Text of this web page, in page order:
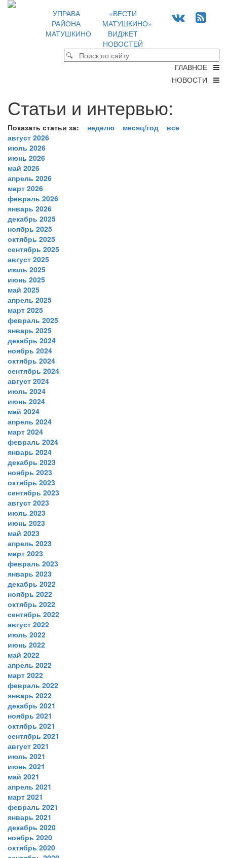
УПРАВА
РАЙОНА
МАТУШКИНО
«ВЕСТИ
МАТУШКИНО»
ВИДЖЕТ
НОВОСТЕЙ
ГЛАВНОЕ
НОВОСТИ
Статьи и интервью:
Показать статьи за: неделю месяц/год
все
август 2026
июль 2026
июнь 2026
май 2026
апрель 2026
март 2026
февраль 2026
январь 2026
декабрь 2025
ноябрь 2025
октябрь 2025
сентябрь 2025
август 2025
июль 2025
июнь 2025
май 2025
апрель 2025
март 2025
февраль 2025
январь 2025
декабрь 2024
ноябрь 2024
октябрь 2024
сентябрь 2024
август 2024
июль 2024
июнь 2024
май 2024
апрель 2024
март 2024
февраль 2024
январь 2024
декабрь 2023
ноябрь 2023
октябрь 2023
сентябрь 2023
август 2023
июль 2023
июнь 2023
май 2023
апрель 2023
март 2023
февраль 2023
январь 2023
декабрь 2022
ноябрь 2022
октябрь 2022
сентябрь 2022
август 2022
июль 2022
июнь 2022
май 2022
апрель 2022
март 2022
февраль 2022
январь 2022
декабрь 2021
ноябрь 2021
октябрь 2021
сентябрь 2021
август 2021
июль 2021
июнь 2021
май 2021
апрель 2021
март 2021
февраль 2021
январь 2021
декабрь 2020
ноябрь 2020
октябрь 2020